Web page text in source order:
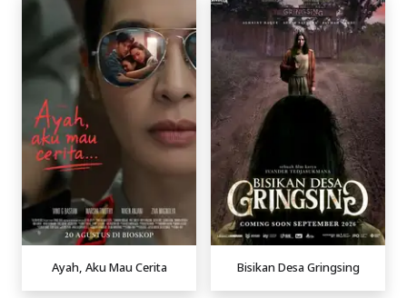
Ayah, Aku Mau Cerita Bisikan Desa Gringsing